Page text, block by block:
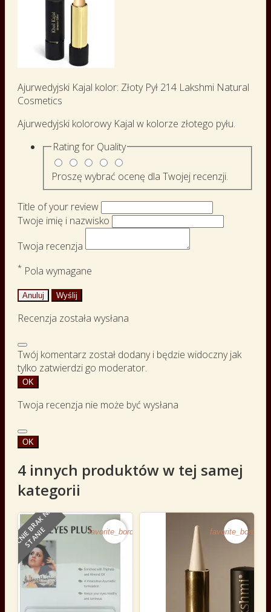
Ajurwedyjski Kajal kolor: Złoty Pył 214 Lakshmi Natural
Cosmetics
Ajurwedyjski kolorowy Kajal w kolorze złotego pyłu.
Rating for Quality
Proszę wybrać ocenę dla Twojej recenzji.
Title of your review
Twoje imię i nazwisko
Twoja recenzja
* Pola wymagane
Anuluj Wyślij
Recenzja została wysłana
Twój komentarz został dodany i będzie widoczny jak
tylko zatwierdzi go moderator.
OK
Twoja recenzja nie może być wysłana
OK
4 innych produktów w tej samej
kategorii
O
B
E
C
N
I
E
B
R
A
K
N
A
S
T
A
N
I
E favorite_border favorite_border